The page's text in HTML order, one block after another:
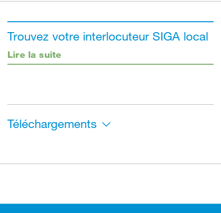
Trouvez votre interlocuteur SIGA local
Lire la suite
Téléchargements